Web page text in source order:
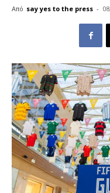
Από say yes to the press -